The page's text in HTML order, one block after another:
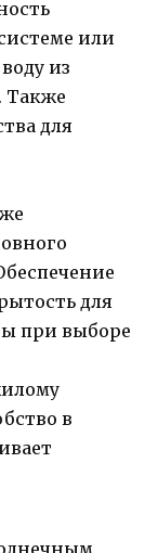
или
из
Также
для
для
при выборе
в